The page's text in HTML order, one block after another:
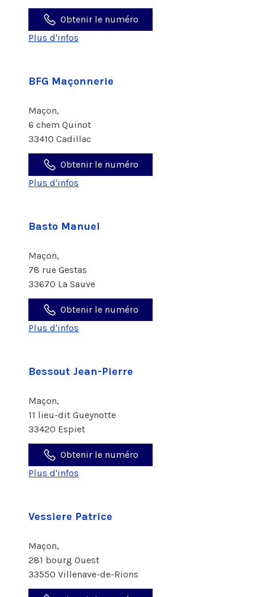
Obtenir le numéro
Plus d'infos
BFG Maçonnerie
Maçon,
6 chem Quinot
33410 Cadillac
Obtenir le numéro
Plus d'infos
Basto Manuel
Maçon,
78 rue Gestas
33670 La Sauve
Obtenir le numéro
Plus d'infos
Bessout Jean-Pierre
Maçon,
11 lieu-dit Gueynotte
33420 Espiet
Obtenir le numéro
Plus d'infos
Vessiere Patrice
Maçon,
281 bourg Ouest
33550 Villenave-de-Rions